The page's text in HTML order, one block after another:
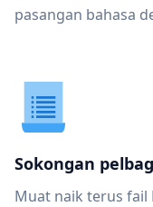
pasangan bahasa
Sokongan
Muat naik terus fail